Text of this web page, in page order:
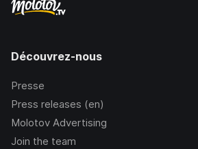
Découvrez-nous
Presse
Press releases (en)
Molotov Advertising
Join the team